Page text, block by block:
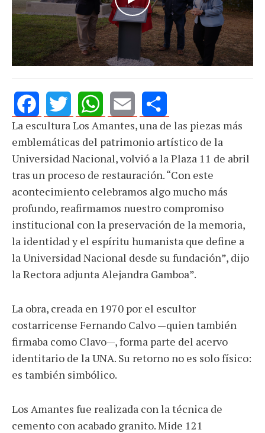
FacebookTwitterWhatsApp
Email Share
La escultura Los Amantes, una de las piezas más
emblemáticas del patrimonio artístico de la
Universidad Nacional, volvió a la Plaza 11 de abril
tras un proceso de restauración. “Con este
acontecimiento celebramos algo mucho más
profundo, reafirmamos nuestro compromiso
institucional con la preservación de la memoria,
la identidad y el espíritu humanista que define a
la Universidad Nacional desde su fundación”, dijo
la Rectora adjunta Alejandra Gamboa”.
La obra, creada en 1970 por el escultor
costarricense Fernando Calvo —quien también
firmaba como Clavo—, forma parte del acervo
identitario de la UNA. Su retorno no es solo físico:
es también simbólico.
Los Amantes fue realizada con la técnica de
cemento con acabado granito. Mide 121